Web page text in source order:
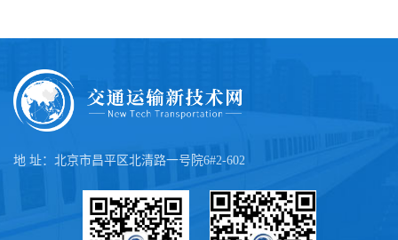
地 址：北京市昌平区北清路一号院6#2-602